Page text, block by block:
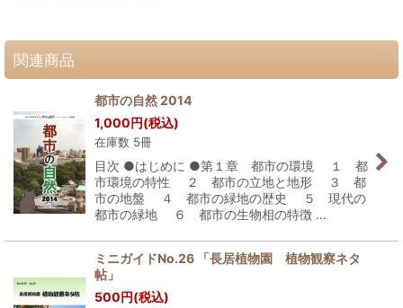
関連商品
都市の自然 2014
1,000円(税込)
在庫数 5冊
目次 ●はじめに ●第１章 都市の環境 １ 都
市環境の特性 ２ 都市の立地と地形 ３ 都
市の地盤 ４ 都市の緑地の歴史 ５ 現代の
都市の緑地 ６ 都市の生物相の特徴 …
ミニガイドNo.26 「長居植物園 植物観察ネタ
帖」
500円(税込)